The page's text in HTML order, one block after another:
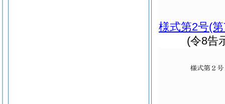
様式第2号(
(令8告